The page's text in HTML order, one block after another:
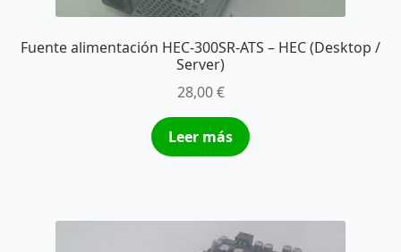
Fuente alimentación HEC-300SR-ATS – HEC (Desktop /
Server)
28,00€
Leer más